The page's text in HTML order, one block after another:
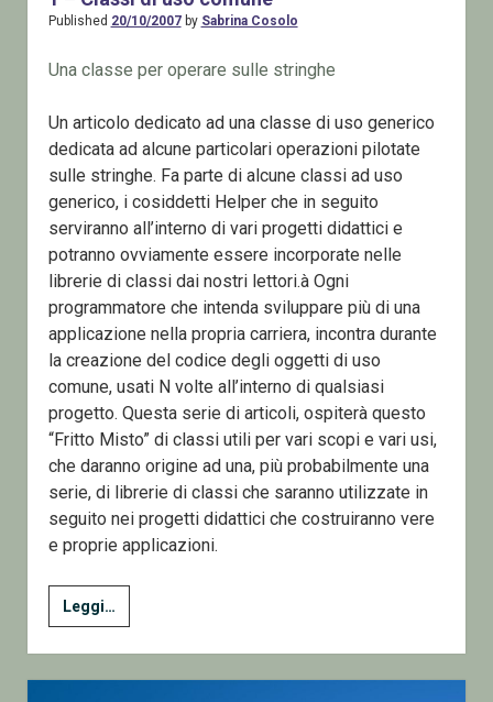
Published 20/10/2007by Sabrina Cosolo
Una classe per operare sulle stringhe
Un articolo dedicato ad una classe di uso generico
dedicata ad alcune particolari operazioni pilotate
sulle stringhe. Fa parte di alcune classi ad uso
generico, i cosiddetti Helper che in seguito
serviranno all’interno di vari progetti didattici e
potranno ovviamente essere incorporate nelle
librerie di classi dai nostri lettori.à Ogni
programmatore che intenda sviluppare più di una
applicazione nella propria carriera, incontra durante
la creazione del codice degli oggetti di uso
comune, usati N volte all’interno di qualsiasi
progetto. Questa serie di articoli, ospiterà questo
“Fritto Misto” di classi utili per vari scopi e vari usi,
che daranno origine ad una, più probabilmente una
serie, di librerie di classi che saranno utilizzate in
seguito nei progetti didattici che costruiranno vere
e proprie applicazioni.
Leggi…1
–
Classi
di